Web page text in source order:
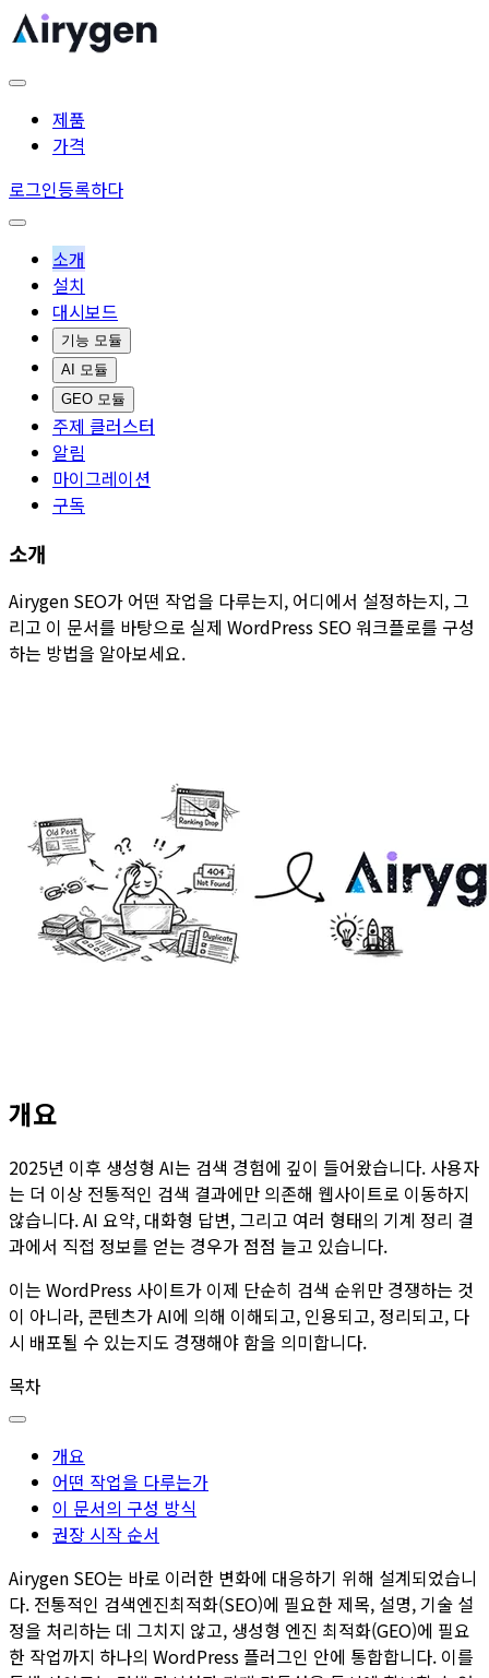
제품
가격
로그인등록하다
소개
설치
대시보드
기능 모듈
AI 모듈
GEO 모듈
주제 클러스터
알림
마이그레이션
구독
소개
Airygen SEO가 어떤 작업을 다루는지, 어디에서 설정하는지, 그
리고 이 문서를 바탕으로 실제 WordPress SEO 워크플로를 구성
하는 방법을 알아보세요.
개요
2025년 이후 생성형 AI는 검색 경험에 깊이 들어왔습니다. 사용자
는 더 이상 전통적인 검색 결과에만 의존해 웹사이트로 이동하지
않습니다. AI 요약, 대화형 답변, 그리고 여러 형태의 기계 정리 결
과에서 직접 정보를 얻는 경우가 점점 늘고 있습니다.
이는 WordPress 사이트가 이제 단순히 검색 순위만 경쟁하는 것
이 아니라, 콘텐츠가 AI에 의해 이해되고, 인용되고, 정리되고, 다
시 배포될 수 있는지도 경쟁해야 함을 의미합니다.
목차
개요
어떤 작업을 다루는가
이 문서의 구성 방식
권장 시작 순서
Airygen SEO는 바로 이러한 변화에 대응하기 위해 설계되었습니
다. 전통적인 검색엔진최적화(SEO)에 필요한 제목, 설명, 기술 설
정을 처리하는 데 그치지 않고, 생성형 엔진 최적화(GEO)에 필요
한 작업까지 하나의 WordPress 플러그인 안에 통합합니다. 이를